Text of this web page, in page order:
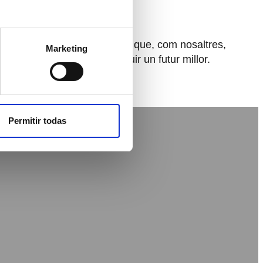
Marketing
Permitir todas
esforços amb entitats que, com nosaltres,
projectes per construir un futur millor.